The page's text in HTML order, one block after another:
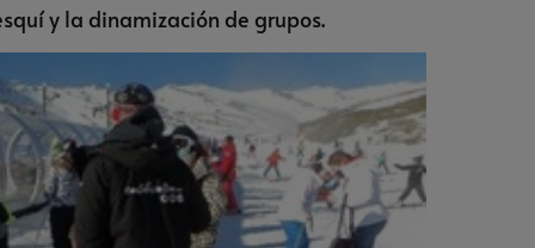
y la dinamización de grupos.